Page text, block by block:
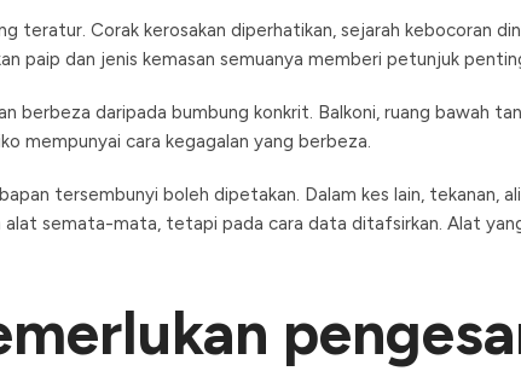
teratur. Corak kerosakan diperhatikan, sejarah kebocoran
paip dan jenis kemasan semuanya memberi petunjuk
berbeza daripada bumbung konkrit. Balkoni, ruang bawah
mempunyai cara kegagalan yang berbeza.
tersembunyi boleh dipetakan. Dalam kes lain, tekanan,
semata-mata, tetapi pada cara data ditafsirkan. Alat